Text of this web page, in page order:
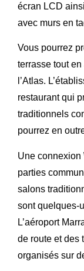
écran LCD
avec murs en
Vous pourrez
terrasse tout
l’Atlas.
restaurant qui
traditionnels
pourrez en
Une connexion
parties
salons
sont quelques-
L’aéroport
de route et des
organisés sur